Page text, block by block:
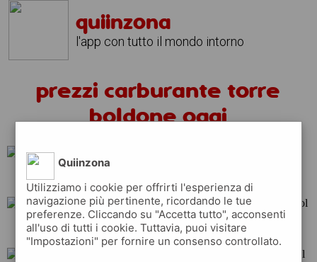
quiinzona
l'app con tutto il mondo intorno
prezzi carburante torre
boldone oggi
api
total esso repsol
Quiinzona
Utilizziamo i cookie per offrirti l'esperienza di
navigazione più pertinente, ricordando le tue
preferenze. Cliccando su "Accetta tutto", acconsenti
all'uso di tutti i cookie. Tuttavia, puoi visitare
"Impostazioni" per fornire un consenso controllato.